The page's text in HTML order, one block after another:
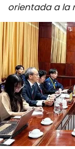
orientada a la